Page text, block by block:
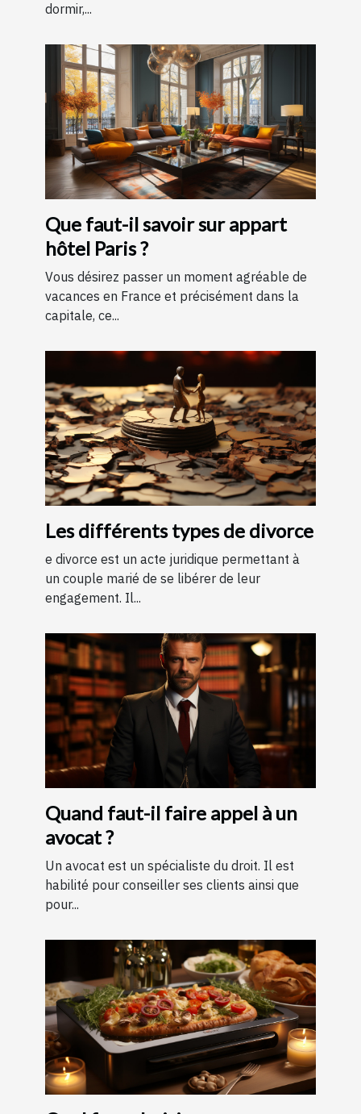
dormir,...
Que faut-il savoir sur appart
hôtel Paris ?
Vous désirez passer un moment agréable de
vacances en France et précisément dans la
capitale, ce...
Les différents types de divorce
e divorce est un acte juridique permettant à
un couple marié de se libérer de leur
engagement. Il...
Quand faut-il faire appel à un
avocat ?
Un avocat est un spécialiste du droit. Il est
habilité pour conseiller ses clients ainsi que
pour...